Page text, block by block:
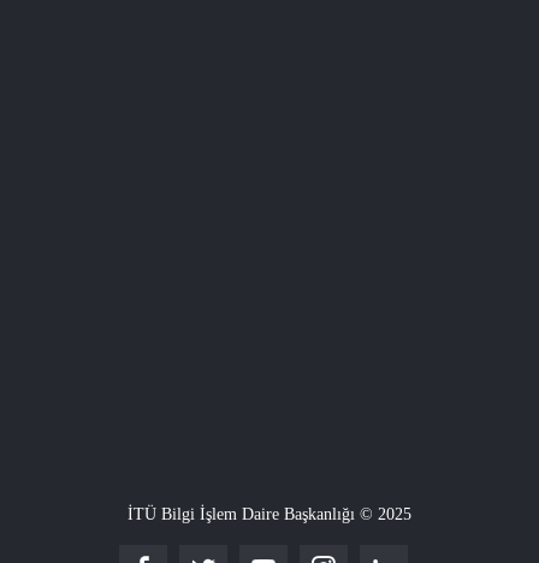
İTÜ Bilgi İşlem Daire Başkanlığı © 2025